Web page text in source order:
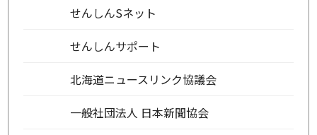
せんしんSネット
せんしんサポート
北海道ニュースリンク協議会
一般社団法人 日本新聞協会